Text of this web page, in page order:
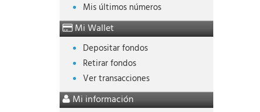
Mis últimos números
Mi Wallet
Depositar fondos
Retirar fondos
Ver transacciones
Mi información